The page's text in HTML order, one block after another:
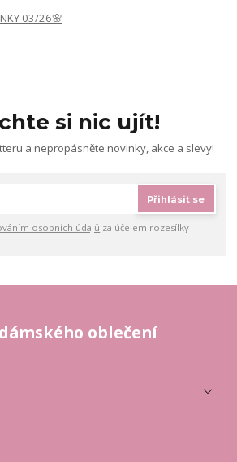
03/26🌸
si nic ujít!
a nepropásněte novinky, akce a slevy!
Přihlásit se
osobních údajů za účelem rozesílky
oblečení